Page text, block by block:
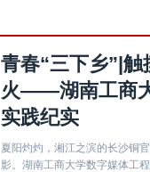
青春“三下乡”|
火——湖南工商
实践纪实
夏阳灼灼，湘江之滨的长沙铜
影。湖南工商大学数字媒体工